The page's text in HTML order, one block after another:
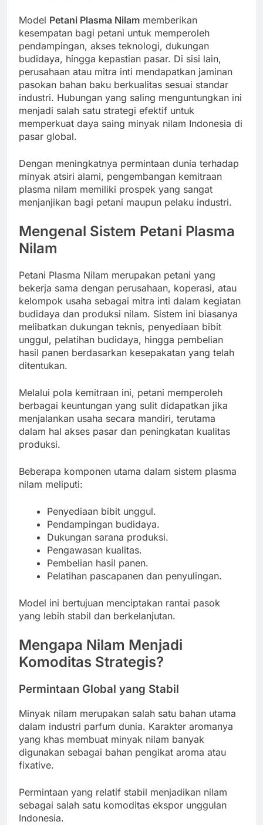
Model Petani Plasma Nilam memberikan
kesempatan bagi petani untuk memperoleh
pendampingan, akses teknologi, dukungan
budidaya, hingga kepastian pasar. Di sisi lain,
perusahaan atau mitra inti mendapatkan jaminan
pasokan bahan baku berkualitas sesuai standar
industri. Hubungan yang saling menguntungkan ini
menjadi salah satu strategi efektif untuk
memperkuat daya saing minyak nilam Indonesia di
pasar global.
Dengan meningkatnya permintaan dunia terhadap
minyak atsiri alami, pengembangan kemitraan
plasma nilam memiliki prospek yang sangat
menjanjikan bagi petani maupun pelaku industri.
Mengenal Sistem Petani Plasma
Nilam
Petani Plasma Nilam merupakan petani yang
bekerja sama dengan perusahaan, koperasi, atau
kelompok usaha sebagai mitra inti dalam kegiatan
budidaya dan produksi nilam. Sistem ini biasanya
melibatkan dukungan teknis, penyediaan bibit
unggul, pelatihan budidaya, hingga pembelian
hasil panen berdasarkan kesepakatan yang telah
ditentukan.
Melalui pola kemitraan ini, petani memperoleh
berbagai keuntungan yang sulit didapatkan jika
menjalankan usaha secara mandiri, terutama
dalam hal akses pasar dan peningkatan kualitas
produksi.
Beberapa komponen utama dalam sistem plasma
nilam meliputi:
Penyediaan bibit unggul.
Pendampingan budidaya.
Dukungan sarana produksi.
Pengawasan kualitas.
Pembelian hasil panen.
Pelatihan pascapanen dan penyulingan.
Model ini bertujuan menciptakan rantai pasok
yang lebih stabil dan berkelanjutan.
Mengapa Nilam Menjadi
Komoditas Strategis?
Permintaan Global yang Stabil
Minyak nilam merupakan salah satu bahan utama
dalam industri parfum dunia. Karakter aromanya
yang khas membuat minyak nilam banyak
digunakan sebagai bahan pengikat aroma atau
fixative.
Permintaan yang relatif stabil menjadikan nilam
sebagai salah satu komoditas ekspor unggulan
Indonesia.